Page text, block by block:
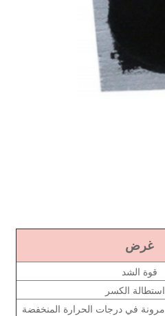
غرض
قوة الشد
مرونة في درجات الحرارة المنخفضة (انحناء 180 درجة حول